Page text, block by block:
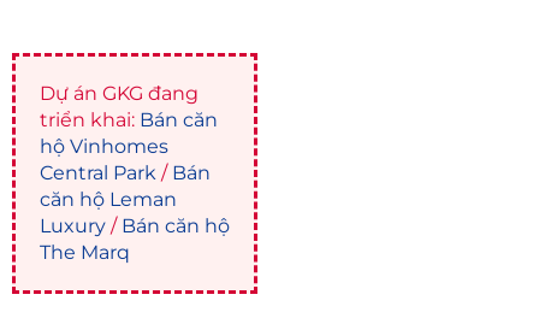
Dự án GKG đang
triển khai: Bán căn
hộ Vinhomes
Central Park / Bán
căn hộ Leman
Luxury / Bán căn hộ
The Marq